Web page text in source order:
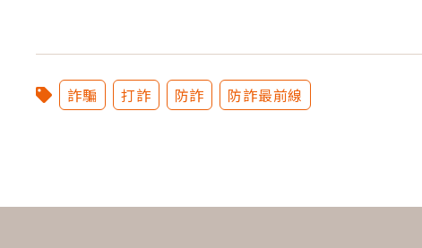
詐騙 打詐 防詐 防詐最前線